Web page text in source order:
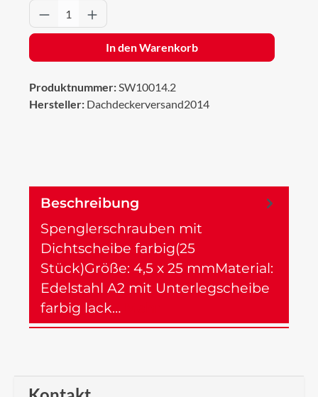
Produkt Anzahl: Gib den gewünschten
In den Warenkorb
Produktnummer:SW10014.2
Hersteller: Dachdeckerversand2014
Beschreibung
Spenglerschrauben mit
Dichtscheibe farbig(25
Stück)Größe: 4,5 x 25 mmMaterial:
Edelstahl A2 mit Unterlegscheibe
farbig lack…